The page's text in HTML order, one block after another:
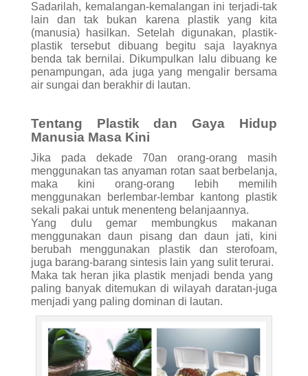
Sadarilah, kemalangan-kemalangan ini terjadi-tak
lain dan tak bukan karena plastik yang kita
(manusia) hasilkan. Setelah digunakan, plastik-
plastik tersebut dibuang begitu saja layaknya
benda tak bernilai. Dikumpulkan lalu dibuang ke
penampungan, ada juga yang mengalir bersama
air sungai dan berakhir di lautan.
Tentang Plastik dan Gaya Hidup
Manusia Masa Kini
Jika pada dekade 70an orang-orang masih
menggunakan tas anyaman rotan saat berbelanja,
maka kini orang-orang lebih memilih
menggunakan berlembar-lembar kantong plastik
sekali pakai untuk menenteng belanjaannya.
Yang dulu gemar membungkus makanan
menggunakan daun pisang dan daun jati, kini
berubah menggunakan plastik dan sterofoam,
juga barang-barang sintesis lain yang sulit terurai.
Maka tak heran jika ‭plastik menjadi benda ‬yang ‭
‬paling banyak ditemukan di wilayah ‭‬daratan-juga
menjadi yang paling dominan di lautan.